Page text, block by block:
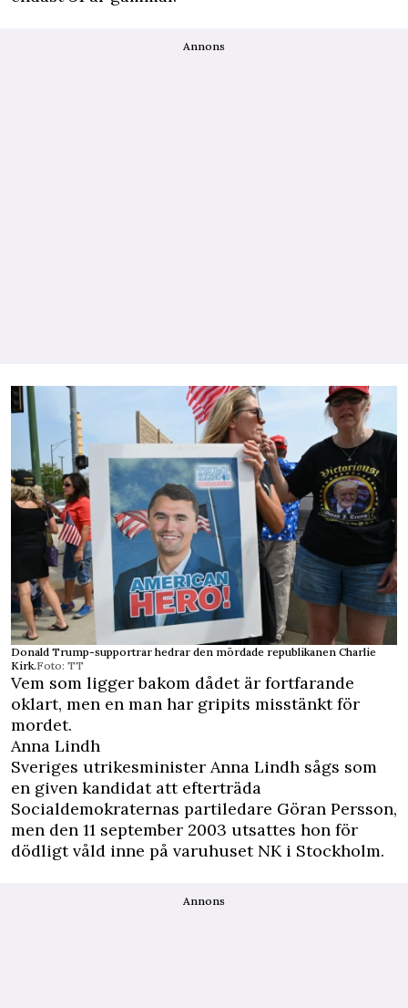
Annons
Donald Trump-supportrar hedrar den mördade republikanen Charlie
Kirk.Foto: TT
Vem som ligger bakom dådet är fortfarande
oklart, men en man har gripits misstänkt för
mordet.
Anna Lindh
Sveriges utrikesminister Anna Lindh sågs som
en given kandidat att efterträda
Socialdemokraternas partiledare Göran Persson,
men den 11 september 2003 utsattes hon för
dödligt våld inne på varuhuset NK i Stockholm.
Annons